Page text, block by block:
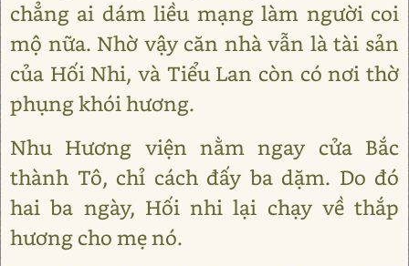
chẳng ai dám liều mạng làm người coi
mộ nữa. Nhờ vậy căn nhà vẫn là tài sản
của Hối Nhi, và Tiểu Lan còn có nơi thờ
phụng khói hương.
Nhu Hương viện nằm ngay cửa Bắc
thành Tô, chỉ cách đấy ba dặm. Do đó
hai ba ngày, Hối nhi lại chạy về thắp
hương cho mẹ nó.